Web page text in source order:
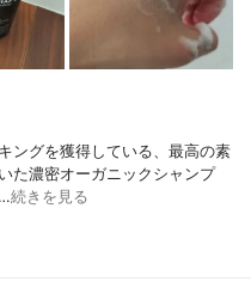
ングを獲得している、最高の素
た濃密オーガニックシャンプ
続きを見る